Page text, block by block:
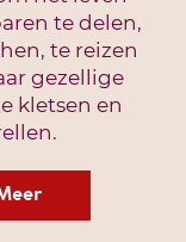
te delen,
te reizen
gezellige
kletsen en